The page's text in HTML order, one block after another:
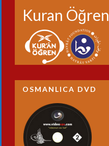
Kuran Öğren
OSMANLICA DVD